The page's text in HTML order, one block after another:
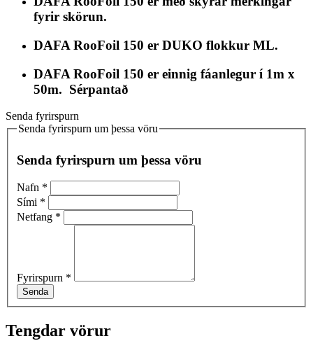
fyrir skörun.
DAFA RooFoil 150 er DUKO flokkur ML.
DAFA RooFoil 150 er einnig fáanlegur í 1m x
50m. Sérpantað
Senda fyrirspurn
Senda fyrirspurn um þessa vöru
Senda fyrirspurn um þessa vöru
Nafn *
Sími *
Netfang *
Fyrirspurn *
Senda
Tengdar vörur